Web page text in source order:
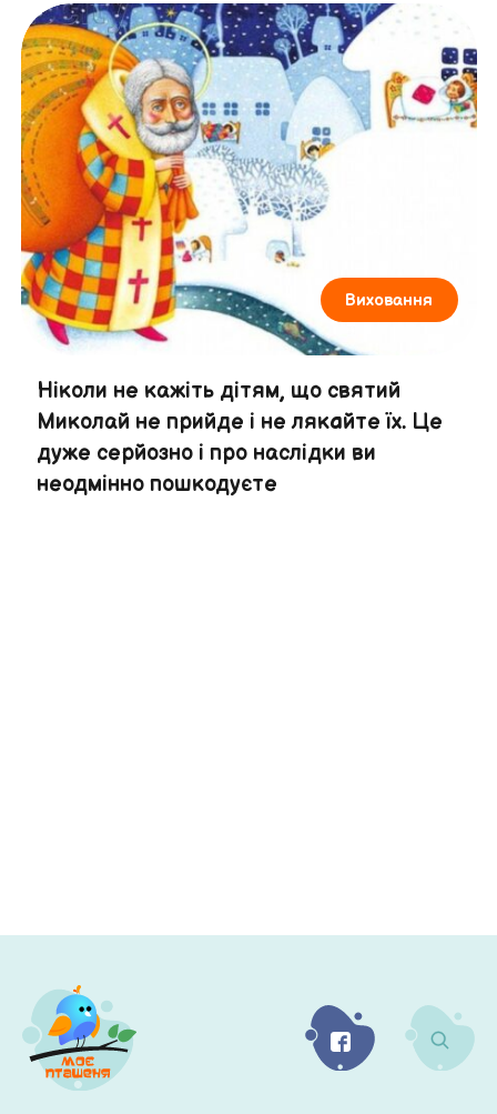
Виховання
Ніколи не кажіть дітям, що святий
Миколай не прийде і не лякaйте їх. Це
дуже серйозно і про наслідки ви
неодмінно пошкодуєте